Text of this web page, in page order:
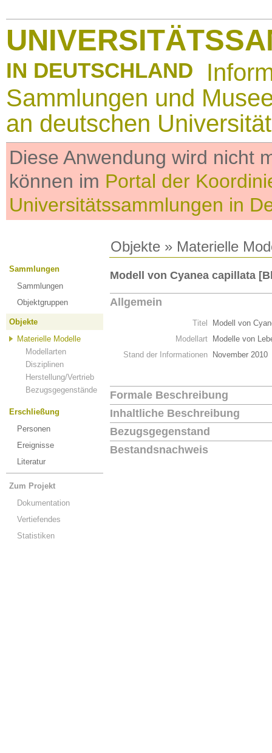
IN DEUTSCHLAND
Sammlungen und
an deutschen
Diese Anwendung wird nicht
können im Portal der
Universitätssammlungen in
Objekte » Materielle
Sammlungen
Sammlungen
Objektgruppen
Objekte
Materielle Modelle
Modellarten
Disziplinen
Herstellung/Vertrieb
Bezugsgegenstände
Erschließung
Personen
Ereignisse
Literatur
Zum Projekt
Dokumentation
Vertiefendes
Statistiken
Modell von Cyanea capillata
Allgemein
Titel
Modell von
Modellart
Modelle von
Stand der Informationen
November 2010
Formale Beschreibung
Inhaltliche Beschreibung
Bezugsgegenstand
Bestandsnachweis